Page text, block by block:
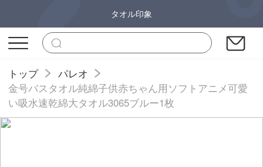
タオル印象
トップ
パレオ
金号バスタオル純綿子供赤ちゃん用ソフトアニメ可愛
い吸水速乾綿大タオル3065ブルー1枚